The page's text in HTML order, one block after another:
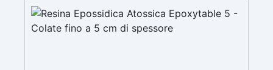
Certificata Atossica post catalisi per contatto
con la pelle, BPA free e VoC Free